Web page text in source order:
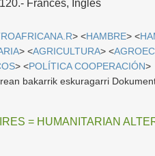
Francés, Inglés
> <HAMBRE> <
> <AGRICULTURA> <
> <POLÍTICA COOPERACIÓN>
bakarrik eskuragarri
= HUMANITARIAN